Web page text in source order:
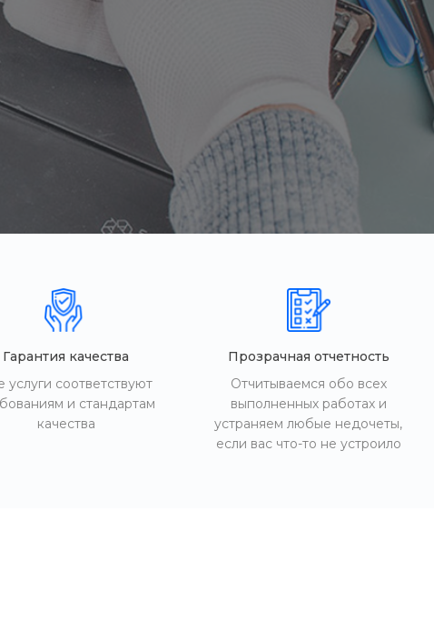
Гарантия качества
услуги соответствуют
и стандартам
качества
Прозрачная отчетность
Отчитываемся обо всех
выполненных работах и
устраняем любые недочеты,
если вас что-то не устроило